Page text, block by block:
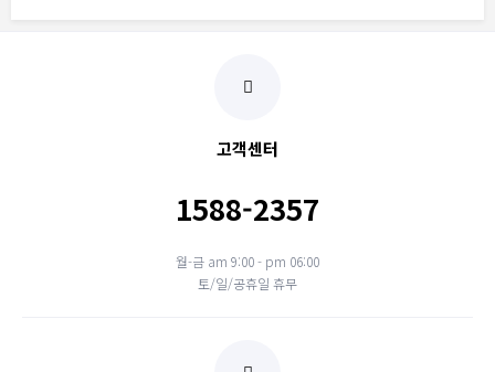
고객센터
1588-2357
월-금 am 9:00 - pm 06:00
토/일/공휴일 휴무